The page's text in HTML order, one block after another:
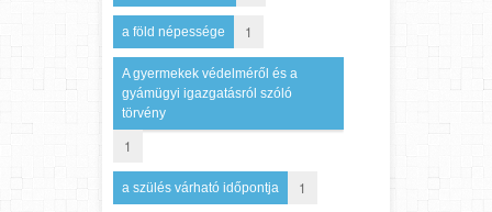
a föld népessége 1
A gyermekek védelméről és a
gyámügyi igazgatásról szóló
törvény
1
a szülés várható időpontja 1